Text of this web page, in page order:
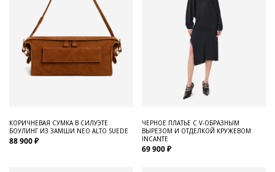
КОРИЧНЕВАЯ СУМКА В СИЛУЭТЕ
БОУЛИНГ ИЗ ЗАМШИ NEO ALTO SUEDE
88 900 ₽
ЧЕРНОЕ ПЛАТЬЕ С V-ОБРАЗНЫМ
ВЫРЕЗОМ И ОТДЕЛКОЙ КРУЖЕВОМ
INCANTE
69 900 ₽